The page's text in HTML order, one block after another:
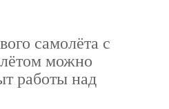
самолёта с
можно
работы над